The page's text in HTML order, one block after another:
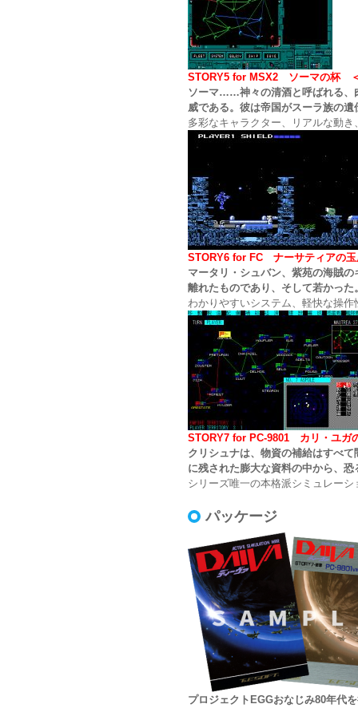
STORY5 for MSX2 ソーマの杯
ソーマ……神々の清酒と呼ばれる、
威である。彼は帝国がスーラ族の
多彩なキャラクター、リアルな動
STORY6 for FC ナーサティアの
マータリ・シュバン、紫苑の海賊
離れたものであり、そして若かった
わかりやすいシステム、軽快な操作
STORY7 for PC-9801 カリ・ユガ
クリシュナは、物資の補給はすべ
に残された膨大な資料の中から、
シリーズ唯一の本格派シミュレー
パッケージ
プロジェクトEGGおなじみ80年代